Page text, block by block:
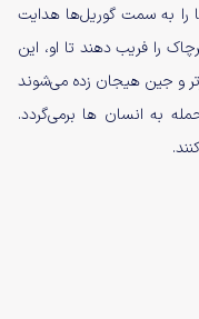
را به سمت گوریل‌ها هدایت
را فریب دهند تا او، این
و جین هیجان زده می‌شوند
به انسان ها برمی‌گردد.